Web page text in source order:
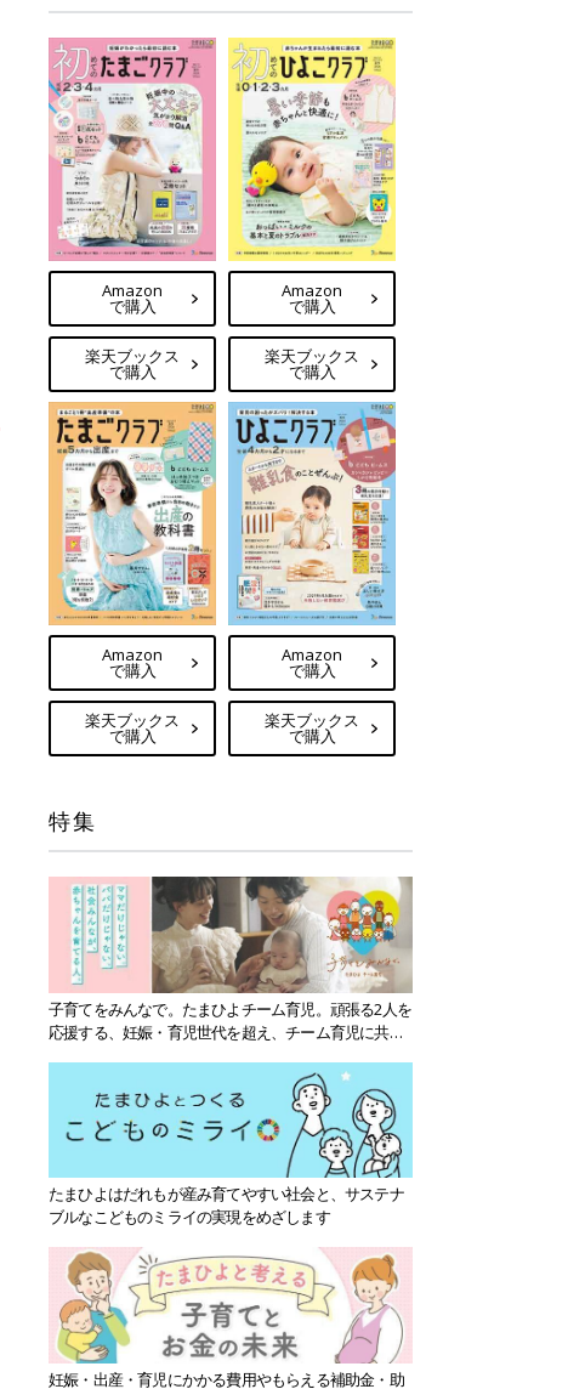
Amazon
で購入
楽天ブックス
で購入
Amazon
で購入
楽天ブックス
で購入
Amazon
で購入
楽天ブックス
で購入
Amazon
で購入
楽天ブックス
で購入
特集
子育てをみんなで。たまひよチーム育児。頑張る2人を
応援する、妊娠・育児世代を超え、チーム育児に共感
たまひよはだれもが産み育てやすい社会と、サステナ
ブルなこどものミライの実現をめざします
妊娠・出産・育児にかかる費用やもらえる補助金・助